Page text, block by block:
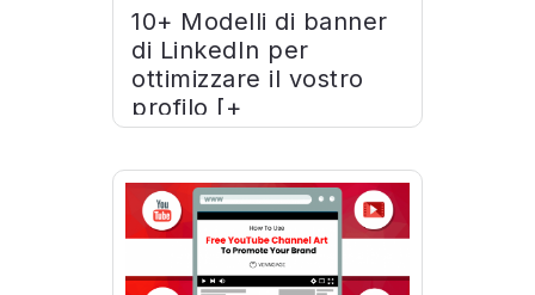
10+ Modelli di banner
di LinkedIn per
ottimizzare il vostro
profilo [+
suggerimenti]